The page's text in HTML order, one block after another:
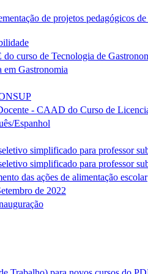
de projetos pedagógicos de
curso de Tecnologia de
Gastronomia
- CAAD do Curso de
Espanhol
simplificado para professor
simplificado para professor
das ações de alimentação escolar
de 2022